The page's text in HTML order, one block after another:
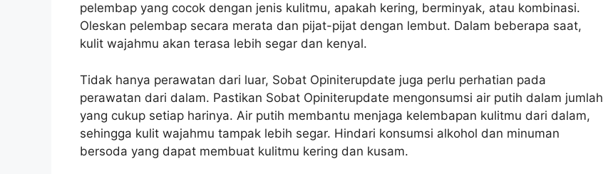
pelembap yang cocok dengan jenis kulitmu, apakah kering, berminyak, atau kombinasi.
Oleskan pelembap secara merata dan pijat-pijat dengan lembut. Dalam beberapa saat,
kulit wajahmu akan terasa lebih segar dan kenyal.
Tidak hanya perawatan dari luar, Sobat Opiniterupdate juga perlu perhatian pada
perawatan dari dalam. Pastikan Sobat Opiniterupdate mengonsumsi air putih dalam jumlah
yang cukup setiap harinya. Air putih membantu menjaga kelembapan kulitmu dari dalam,
sehingga kulit wajahmu tampak lebih segar. Hindari konsumsi alkohol dan minuman
bersoda yang dapat membuat kulitmu kering dan kusam.